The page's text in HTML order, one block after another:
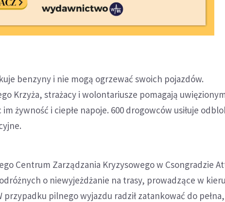
benzyny i nie mogą ogrzewać swoich pojazdów.
Krzyża, strażacy i wolontariusze pomagają
żywność i ciepłe napoje. 600 drogowców usiłuje
Centrum Zarządzania Kryzysowego w Csongradzie
o niewyjeżdżanie na trasy, prowadzące w
przypadku pilnego wyjazdu radził zatankować do pełna,